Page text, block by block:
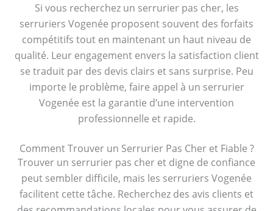
Si vous recherchez un serrurier pas cher, les
serruriers Vogenée proposent souvent des forfaits
compétitifs tout en maintenant un haut niveau de
qualité. Leur engagement envers la satisfaction client
se traduit par des devis clairs et sans surprise. Peu
importe le problème, faire appel à un serrurier
Vogenée est la garantie d’une intervention
professionnelle et rapide.
Comment Trouver un Serrurier Pas Cher et Fiable ?
Trouver un serrurier pas cher et digne de confiance
peut sembler difficile, mais les serruriers Vogenée
facilitent cette tâche. Recherchez des avis clients et